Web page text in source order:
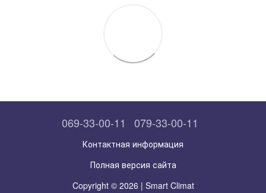
069-33-00-11 079-33-00-11
Контактная информация
Полная версия сайта
Copyright © 2026 | Smart Climat